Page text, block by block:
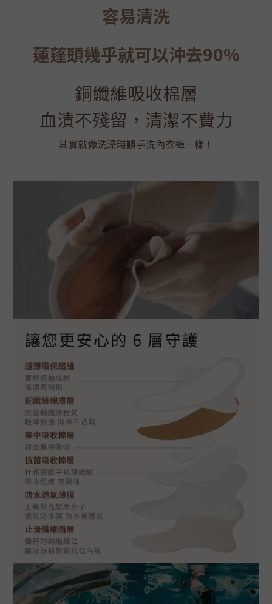
容易清洗
蓮蓬頭幾乎就可以沖去90%
銅纖維吸收棉層
血漬不殘留，清潔不費力
其實就像洗澡時順手洗內衣褲一樣！